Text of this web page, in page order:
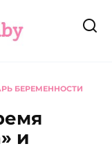
БЕРЕМЕННОСТИ
и